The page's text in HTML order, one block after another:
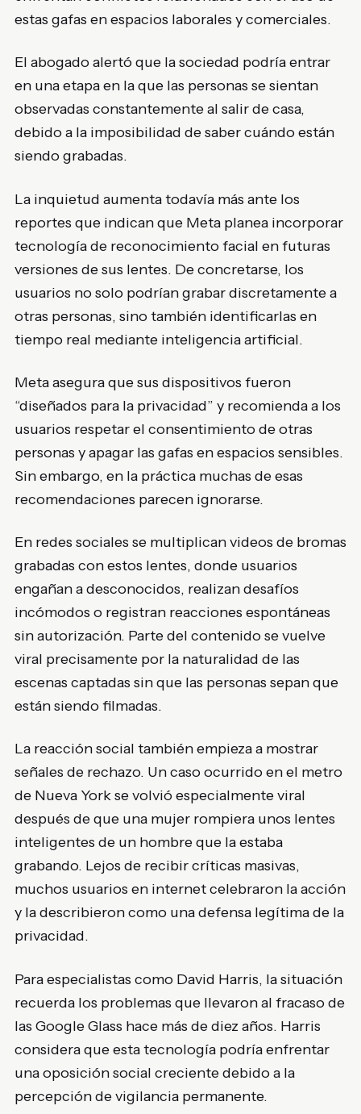
estas gafas en espacios laborales y comerciales.
El abogado alertó que la sociedad podría entrar
en una etapa en la que las personas se sientan
observadas constantemente al salir de casa,
debido a la imposibilidad de saber cuándo están
siendo grabadas.
La inquietud aumenta todavía más ante los
reportes que indican que Meta planea incorporar
tecnología de reconocimiento facial en futuras
versiones de sus lentes. De concretarse, los
usuarios no solo podrían grabar discretamente a
otras personas, sino también identificarlas en
tiempo real mediante inteligencia artificial.
Meta asegura que sus dispositivos fueron
“diseñados para la privacidad” y recomienda a los
usuarios respetar el consentimiento de otras
personas y apagar las gafas en espacios sensibles.
Sin embargo, en la práctica muchas de esas
recomendaciones parecen ignorarse.
En redes sociales se multiplican videos de bromas
grabadas con estos lentes, donde usuarios
engañan a desconocidos, realizan desafíos
incómodos o registran reacciones espontáneas
sin autorización. Parte del contenido se vuelve
viral precisamente por la naturalidad de las
escenas captadas sin que las personas sepan que
están siendo filmadas.
La reacción social también empieza a mostrar
señales de rechazo. Un caso ocurrido en el metro
de Nueva York se volvió especialmente viral
después de que una mujer rompiera unos lentes
inteligentes de un hombre que la estaba
grabando. Lejos de recibir críticas masivas,
muchos usuarios en internet celebraron la acción
y la describieron como una defensa legítima de la
privacidad.
Para especialistas como David Harris, la situación
recuerda los problemas que llevaron al fracaso de
las Google Glass hace más de diez años. Harris
considera que esta tecnología podría enfrentar
una oposición social creciente debido a la
percepción de vigilancia permanente.